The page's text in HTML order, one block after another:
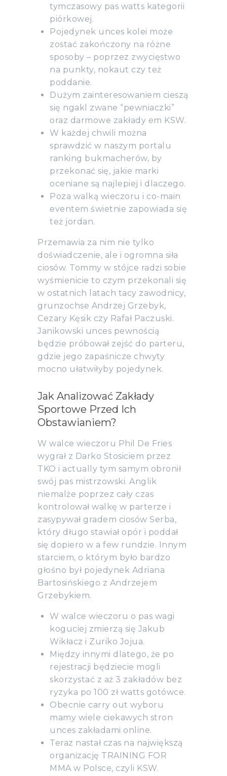
tymczasowy pas watts kategorii
piórkowej.
Pojedynek unces kolei może
zostać zakończony na różne
sposoby – poprzez zwycięstwo
na punkty, nokaut czy też
poddanie.
Dużym zainteresowaniem cieszą
się ngakl zwane “pewniaczki”
oraz darmowe zakłady em KSW.
W każdej chwili można
sprawdzić w naszym portalu
ranking bukmacherów, by
przekonać się, jakie marki
oceniane są najlepiej i dlaczego.
Poza walką wieczoru i co-main
eventem świetnie zapowiada się
też jordan.
Przemawia za nim nie tylko
doświadczenie, ale i ogromna siła
ciosów. Tommy w stójce radzi sobie
wyśmienicie to czym przekonali się
w ostatnich latach tacy zawodnicy,
grunzochse Andrzej Grzebyk,
Cezary Kęsik czy Rafał Paczuski.
Janikowski unces pewnością
będzie próbował zejść do parteru,
gdzie jego zapaśnicze chwyty
mocno ułatwiłyby pojedynek.
Jak Analizować Zakłady
Sportowe Przed Ich
Obstawianiem?
W walce wieczoru Phil De Fries
wygrał z Darko Stosiciem przez
TKO i actually tym samym obronił
swój pas mistrzowski. Anglik
niemalże poprzez cały czas
kontrolował walkę w parterze i
zasypywał gradem ciosów Serba,
który długo stawiał opór i poddał
się dopiero w a few rundzie. Innym
starciem, o którym było bardzo
głośno był pojedynek Adriana
Bartosińskiego z Andrzejem
Grzebykiem.
W walce wieczoru o pas wagi
koguciej zmierzą się Jakub
Wikłacz i Zuriko Jojua.
Między innymi dlatego, że po
rejestracji będziecie mogli
skorzystać z aż 3 zakładów bez
ryzyka po 100 zł watts gotówce.
Obecnie carry out wyboru
mamy wiele ciekawych stron
unces zakładami online.
Teraz nastał czas na największą
organizację TRAINING FOR
MMA w Polsce, czyli KSW.